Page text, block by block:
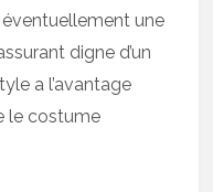
une
digne d’un
a l’avantage
le costume